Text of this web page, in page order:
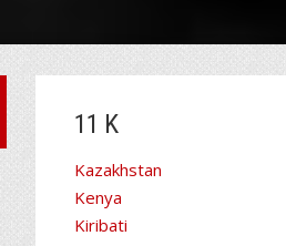
11 K
Kazakhstan
Kenya
Kiribati